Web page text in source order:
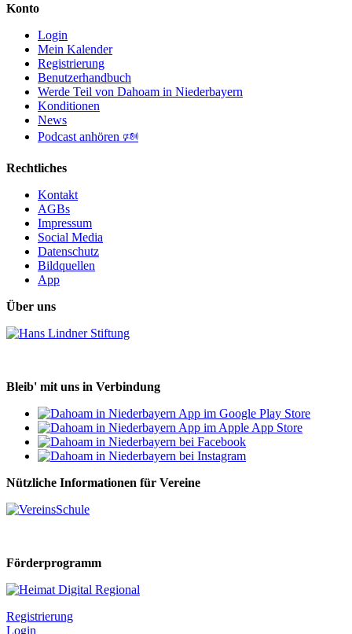
Konto
Login
Mein Kalender
Registrierung
Benutzerhandbuch
Werde Teil von Dahoam in Niederbayern
Konditionen
News
Podcast anhören 🕬
Rechtliches
Kontakt
AGBs
Impressum
Social Media
Datenschutz
Bildquellen
App
Über uns
Bleib' mit uns in Verbindung
Nützliche Informationen für Vereine
Förderprogramm
Registrierung
Login